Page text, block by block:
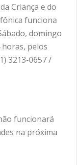
Criança e do
funciona
domingo
pelos
3213-0657 /
funcionará
na próxima